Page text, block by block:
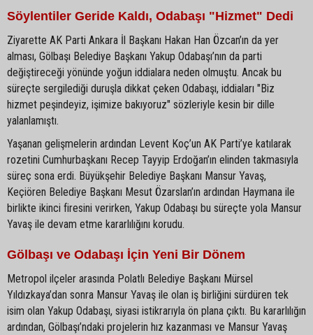
Söylentiler Geride Kaldı, Odabaşı "Hizmet" Dedi
Ziyarette AK Parti Ankara İl Başkanı Hakan Han Özcan’ın da yer
alması, Gölbaşı Belediye Başkanı Yakup Odabaşı’nın da parti
değiştireceği yönünde yoğun iddialara neden olmuştu. Ancak bu
süreçte sergilediği duruşla dikkat çeken Odabaşı, iddiaları "Biz
hizmet peşindeyiz, işimize bakıyoruz" sözleriyle kesin bir dille
yalanlamıştı.
Yaşanan gelişmelerin ardından Levent Koç’un AK Parti’ye katılarak
rozetini Cumhurbaşkanı Recep Tayyip Erdoğan’ın elinden takmasıyla
süreç sona erdi. Büyükşehir Belediye Başkanı Mansur Yavaş,
Keçiören Belediye Başkanı Mesut Özarslan’ın ardından Haymana ile
birlikte ikinci firesini verirken, Yakup Odabaşı bu süreçte yola Mansur
Yavaş ile devam etme kararlılığını korudu.
Gölbaşı ve Odabaşı İçin Yeni Bir Dönem
Metropol ilçeler arasında Polatlı Belediye Başkanı Mürsel
Yıldızkaya’dan sonra Mansur Yavaş ile olan iş birliğini sürdüren tek
isim olan Yakup Odabaşı, siyasi istikrarıyla ön plana çıktı. Bu kararlılığın
ardından, Gölbaşı’ndaki projelerin hız kazanması ve Mansur Yavaş